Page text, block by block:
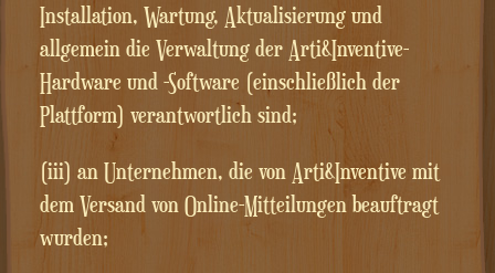
Installation, Wartung, Aktualisierung und
allgemein die Verwaltung der Arti&Inventive-
Hardware und -Software (einschließlich der
Plattform) verantwortlich sind;
(iii) an Unternehmen, die von Arti&Inventive mit
dem Versand von Online-Mitteilungen beauftragt
wurden;